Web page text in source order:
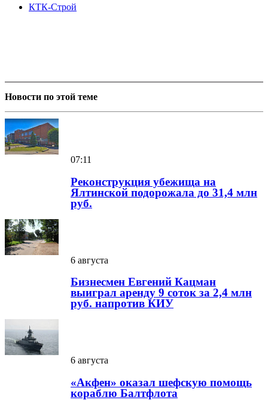
КТК-Строй
Новости по этой теме
07:11
Реконструкция убежища на
Ялтинской подорожала до 31,4 млн
руб.
6 августа
Бизнесмен Евгений Кацман
выиграл аренду 9 соток за 2,4 млн
руб. напротив КИУ
6 августа
«Акфен» оказал шефскую помощь
кораблю Балтфлота